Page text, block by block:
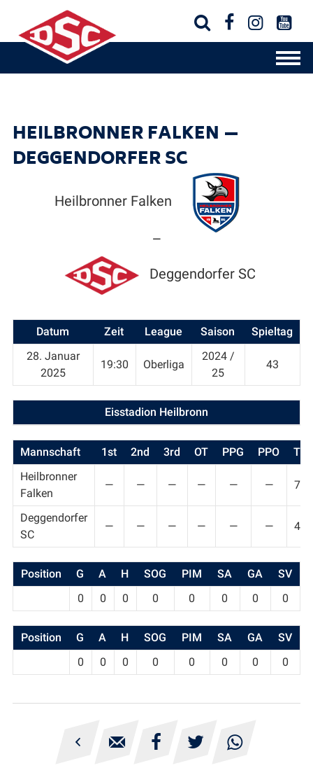
   
HEILBRONNER FALKEN —
DEGGENDORFER SC
Heilbronner Falken
—
Deggendorfer SC
Datum Zeit League Saison
Spieltag
28. Januar
2025
19:30 Oberliga
2024 /
25
43
Eisstadion Heilbronn
Mannschaft 1st 2nd 3rd OT PPG PPO
T
Heilbronner
Falken
— — — — — — 7
Deggendorfer
SC
— — — — — — 4
Position G A H SOG PIM SA GA
SV
0
0 0 0 0 0 0 0
Position G A H SOG PIM SA GA
SV
0
0 0 0 0 0 0 0
    